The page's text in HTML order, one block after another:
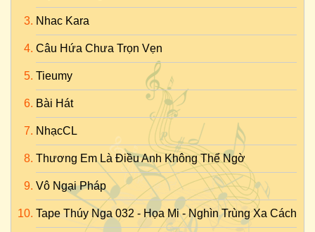
Nhac Kara
Câu Hứa Chưa Trọn Vẹn
Tieumy
Bài Hát
NhạcCL
Thương Em Là Điều Anh Không Thể Ngờ
Vô Ngại Pháp
Tape Thúy Nga 032 - Họa Mi - Nghìn Trùng Xa Cách